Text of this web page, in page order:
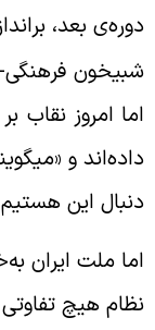
بعد،
فرهنگی-
امروز نقاب
و
این هستیم
ملت ایران
هیچ تفاوتی